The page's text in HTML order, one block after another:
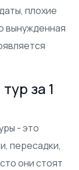
плохие
вынужденная
за 1
- это
пересадки,
они стоят